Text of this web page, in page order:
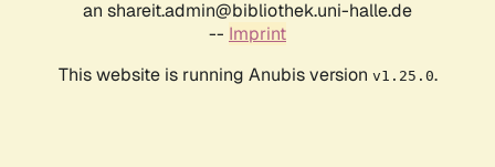
an shareit.admin@bibliothek.uni-halle.de
-- Imprint
This website is running Anubis version v1.25.0.